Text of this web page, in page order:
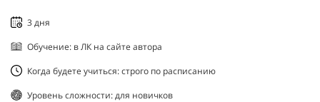
3 дня
Обучение: в ЛК на сайте автора
Когда будете учиться: строго по расписанию
Уровень сложности: для новичков